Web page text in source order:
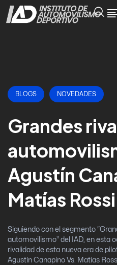
BLOGS NOVEDADES
Grandes
Agustín
Matías
Siguiendo con el segmento
automovilismo” del IAD, en esta
rivalidad de esta nueva era de
Agustín Canapino Vs. Matías